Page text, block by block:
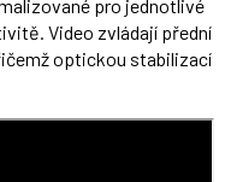
pro jednotlivé
Video zvládají přední
optickou stabilizací